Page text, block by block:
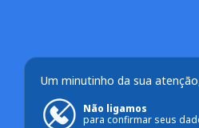
Um minutinho da sua
Não ligamos
para confirmar seus